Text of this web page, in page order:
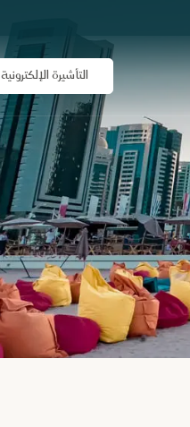
التأشيرة الإلكترونية